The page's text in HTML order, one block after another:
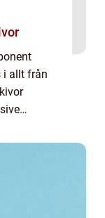
i allt från